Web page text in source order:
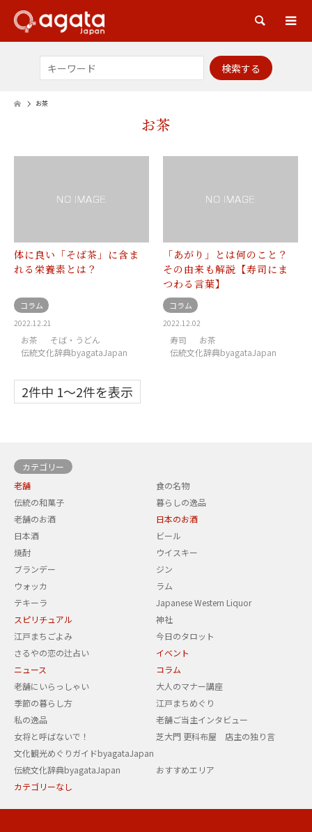
検索
お茶
お茶
体に良い「そば茶」に含ま
れる栄養素とは？
コラム
2022.12.21
お茶
そば・うどん
伝統文化辞典byagataJapan
「あがり」とは何のこと？
その由来も解説【寿司にま
つわる言葉】
コラム
2022.12.02
寿司
お茶
伝統文化辞典byagataJapan
2件中 1〜2件を表示
カテゴリー
老舗
食の名物
伝統の和菓子
暮らしの逸品
老舗のお酒
日本のお酒
日本酒
ビール
焼酎
ウイスキー
ブランデー
ジン
ウォッカ
ラム
テキーラ
Japanese Western Liquor
スピリチュアル
神社
江戸まちごよみ
今日のタロット
さるやの恋の辻占い
イベント
ニュース
コラム
老舗にいらっしゃい
大人のマナー講座
季節の暮らし方
江戸まちめぐり
私の逸品
老舗ご当主インタビュー
女将と呼ばないで！
芝大門 更科布屋 店主の独り言
文化観光めぐりガイドbyagataJapan
伝統文化辞典byagataJapan
おすすめエリア
カテゴリーなし